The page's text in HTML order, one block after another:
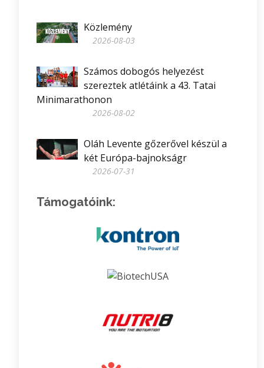
Közlemény
2026-08-03
Számos dobogós helyezést
szereztek atlétáink a 43. Tatai
Minimarathonon
2026-08-02
Oláh Levente gőzerővel készül a
két Európa-bajnokságr
2026-07-31
Támogatóink: